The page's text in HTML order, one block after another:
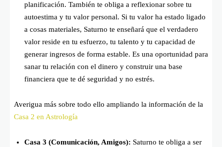
planificación. También te obliga a reflexionar sobre tu
autoestima y tu valor personal. Si tu valor ha estado ligado
a cosas materiales, Saturno te enseñará que el verdadero
valor reside en tu esfuerzo, tu talento y tu capacidad de
generar ingresos de forma estable. Es una oportunidad para
sanar tu relación con el dinero y construir una base
financiera que te dé seguridad y no estrés.
Averigua más sobre todo ello ampliando la información de la
Casa 2 en Astrología
Casa 3 (Comunicación, Amigos): Saturno te obliga a ser